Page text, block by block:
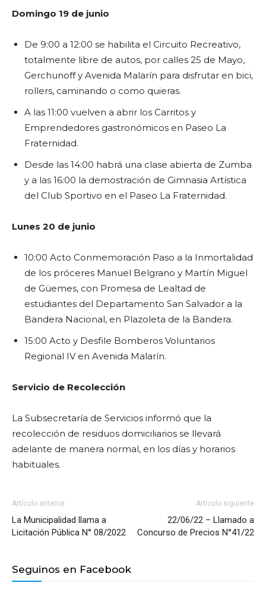
Domingo 19 de junio
De 9:00 a 12:00 se habilita el Circuito Recreativo,
totalmente libre de autos, por calles 25 de Mayo,
Gerchunoff y Avenida Malarín para disfrutar en bici,
rollers, caminando o como quieras.
A las 11:00 vuelven a abrir los Carritos y
Emprendedores gastronómicos en Paseo La
Fraternidad.
Desde las 14:00 habrá una clase abierta de Zumba
y a las 16:00 la demostración de Gimnasia Artística
del Club Sportivo en el Paseo La Fraternidad.
Lunes 20 de junio
10:00 Acto Conmemoración Paso a la Inmortalidad
de los próceres Manuel Belgrano y Martín Miguel
de Güemes, con Promesa de Lealtad de
estudiantes del Departamento San Salvador a la
Bandera Nacional, en Plazoleta de la Bandera.
15:00 Acto y Desfile Bomberos Voluntarios
Regional IV en Avenida Malarín.
Servicio de Recolección
La Subsecretaría de Servicios informó que la
recolección de residuos domiciliarios se llevará
adelante de manera normal, en los días y horarios
habituales.
Artículo anterior
La Municipalidad llama a
Licitación Pública N° 08/2022
Artículo siguiente
22/06/22 – Llamado a
Concurso de Precios N°41/22
Seguinos en Facebook